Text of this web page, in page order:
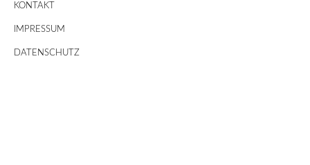
KONTAKT
IMPRESSUM
DATENSCHUTZ